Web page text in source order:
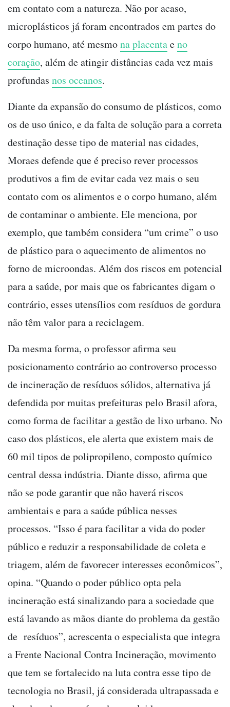
em contato com a natureza. Não por acaso,
microplásticos já foram encontrados em partes do
corpo humano, até mesmona placentaeno
coração, além de atingir distâncias cada vez mais
profundas nos oceanos.
Diante da expansão do consumo de plásticos, como
os de uso único, e da falta de solução para a correta
destinação desse tipo de material nas cidades,
Moraes defende que é preciso rever processos
produtivos a fim de evitar cada vez mais o seu
contato com os alimentos e o corpo humano, além
de contaminar o ambiente. Ele menciona, por
exemplo, que também considera “um crime” o uso
de plástico para o aquecimento de alimentos no
forno de microondas. Além dos riscos em potencial
para a saúde, por mais que os fabricantes digam o
contrário, esses utensílios com resíduos de gordura
não têm valor para a reciclagem.
Da mesma forma, o professor afirma seu
posicionamento contrário ao controverso processo
de incineração de resíduos sólidos, alternativa já
defendida por muitas prefeituras pelo Brasil afora,
como forma de facilitar a gestão de lixo urbano. No
caso dos plásticos, ele alerta que existem mais de
60 mil tipos de polipropileno, composto químico
central dessa indústria. Diante disso, afirma que
não se pode garantir que não haverá riscos
ambientais e para a saúde pública nesses
processos. “Isso é para facilitar a vida do poder
público e reduzir a responsabilidade de coleta e
triagem, além de favorecer interesses econômicos”,
opina. “Quando o poder público opta pela
incineração está sinalizando para a sociedade que
está lavando as mãos diante do problema da gestão
de resíduos”, acrescenta o especialista que integra
a Frente Nacional Contra Incineração, movimento
que tem se fortalecido na luta contra esse tipo de
tecnologia no Brasil, já considerada ultrapassada e